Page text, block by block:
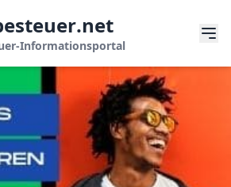
.net
Informationsportal